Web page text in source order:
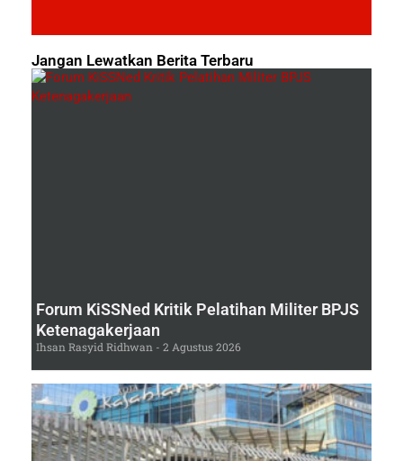
Jangan Lewatkan Berita Terbaru
Forum KiSSNed Kritik Pelatihan Militer BPJS
Ketenagakerjaan
Ihsan Rasyid Ridhwan 2 Agustus 2026